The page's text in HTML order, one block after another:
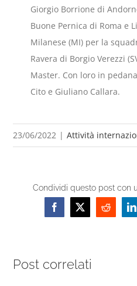
Giorgio Borrione di
Buone Pernica di Roma e
Milanese (MI) per la
Ravera di Borgio Verezzi
Master. Con loro in
Cito e Giuliano Callara.
23/06/2022 | Attività
Condividi questo post con
Facebook
X Reddit
Post correlati